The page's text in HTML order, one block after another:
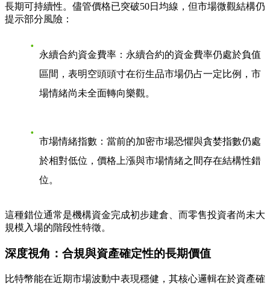
長期可持續性。儘管價格已突破50日均線，但市場微觀結構仍
提示部分風險：
永續合約資金費率 ：永續合約的資金費率仍處於負值
區間，表明空頭頭寸在衍生品市場仍占一定比例，市
場情緒尚未全面轉向樂觀。
市場情緒指數 ：當前的加密市場恐懼與貪婪指數仍處
於相對低位，價格上漲與市場情緒之間存在結構性錯
位。
這種錯位通常是機構資金完成初步建倉、而零售投資者尚未大
規模入場的階段性特徵。
深度視角：合規與資產確定性的長期價值
比特幣能在近期市場波動中表現穩健，其核心邏輯在於資產確